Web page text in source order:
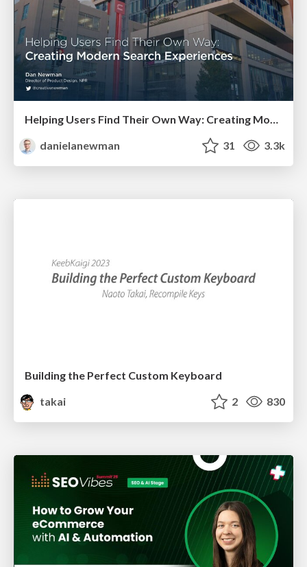
Helping Users Find Their Own Way: Creating Modern Search Experiences
danielanewman
31 3.3k
Building the Perfect Custom Keyboard
takai
2 830